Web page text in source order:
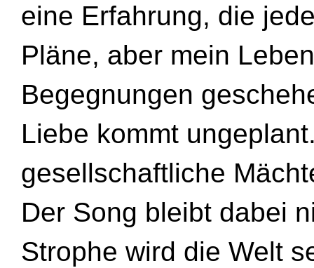
eine Erfahrung, die
Pläne, aber mein
Begegnungen
Liebe kommt
gesellschaftliche
Der Song bleibt dabei
Strophe wird die Welt